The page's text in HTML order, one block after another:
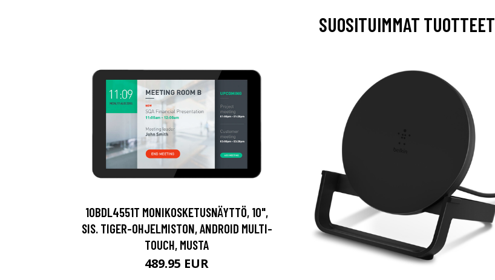
SUOSITUIMMAT TUOTTEET
10BDL4551T MONIKOSKETUSNÄYTTÖ, 10",
SIS. TIGER-OHJELMISTON, ANDROID MULTI-
TOUCH, MUSTA
489.95 EUR